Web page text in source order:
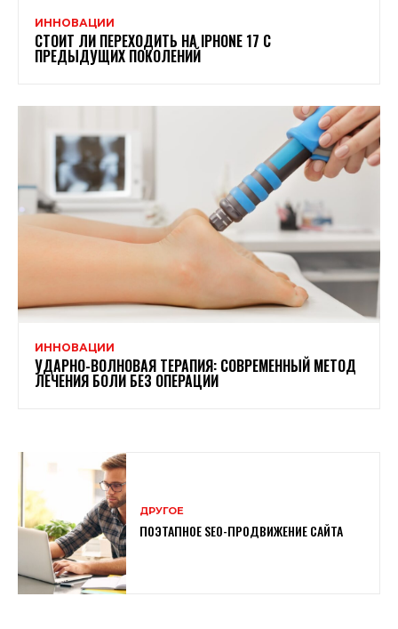
ИННОВАЦИИ
СТОИТ ЛИ ПЕРЕХОДИТЬ НА IPHONE 17 С
ПРЕДЫДУЩИХ ПОКОЛЕНИЙ
ИННОВАЦИИ
УДАРНО-ВОЛНОВАЯ ТЕРАПИЯ: СОВРЕМЕННЫЙ МЕТОД
ЛЕЧЕНИЯ БОЛИ БЕЗ ОПЕРАЦИИ
ДРУГОЕ
ПОЭТАПНОЕ SEO-ПРОДВИЖЕНИЕ САЙТА